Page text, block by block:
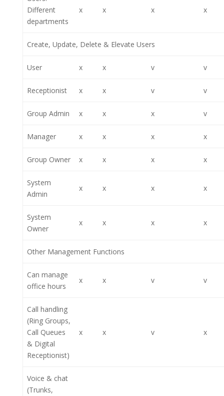
Different
departments
x x x x
Create, Update, Delete & Elevate Users
User x x v v
Receptionist x x v v
Group Admin x x x v
Manager x x x x
Group Owner x x x x
System
Admin
x x x x
System
Owner
x x x x
Other Management Functions
Can manage
office hours
x x v v
Call handling
(Ring Groups,
Call Queues
& Digital
Receptionist)
x x v x
Voice & chat
(Trunks,